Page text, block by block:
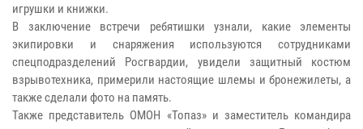
игрушки и книжки.
В заключение встречи ребятишки узнали, какие элементы
экипировки и снаряжения используются сотрудниками
спецподразделений Росгвардии, увидели защитный костюм
взрывотехника, примерили настоящие шлемы и бронежилеты, а
также сделали фото на память.
Также представитель ОМОН «Топаз» и заместитель командира